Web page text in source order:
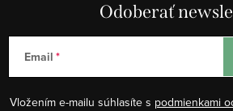
Odoberať
Email
Vložením e-mailu súhlasíte s podmienkami